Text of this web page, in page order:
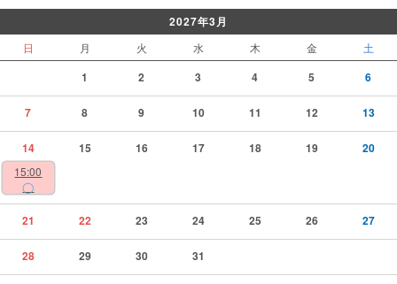
2027年3月
日 月 火 水 木 金 土
1 2 3 4 5 6
7 8 9 10 11 12 13
14
15:00
◯
15 16 17 18 19 20
21 22 23 24 25 26 27
28 29 30 31